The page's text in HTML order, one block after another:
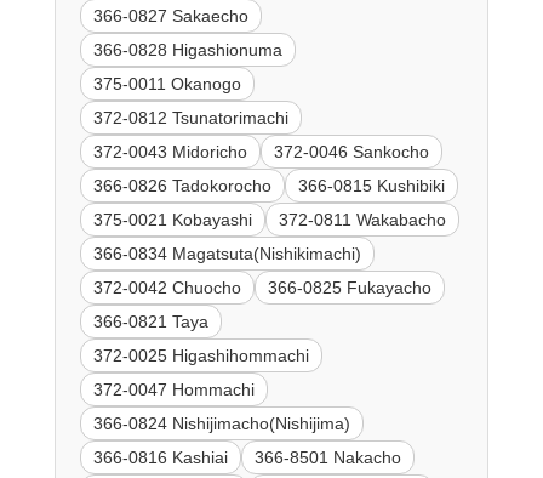
366-0827 Sakaecho
366-0828 Higashionuma
375-0011 Okanogo
372-0812 Tsunatorimachi
372-0043 Midoricho
372-0046 Sankocho
366-0826 Tadokorocho
366-0815 Kushibiki
375-0021 Kobayashi
372-0811 Wakabacho
366-0834 Magatsuta(Nishikimachi)
372-0042 Chuocho
366-0825 Fukayacho
366-0821 Taya
372-0025 Higashihommachi
372-0047 Hommachi
366-0824 Nishijimacho(Nishijima)
366-0816 Kashiai
366-8501 Nakacho